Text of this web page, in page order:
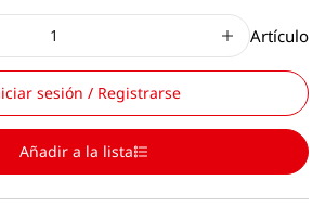
Artículo
sesión / Registrarse
Añadir a la lista